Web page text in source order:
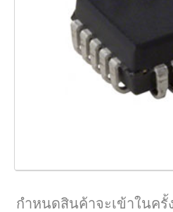
กำหนดสินค้าจะเข้าในครั้